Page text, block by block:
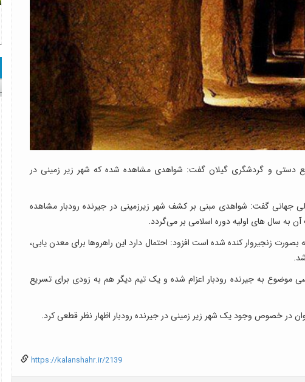
دستی و گردشگری گیلان گفت: شواهدی مشاهده شده که شهر زیر زمینی در
جهانی گفت: شواهدی مبنی بر کشف شهر زیرزمینی در جیرنده رودبار مشاهده
سال های اولیه دوره اسلامی بر می‌گردد.
زنجیروار کنده شده است افزود: احتمال دارد این راهروها برای معدن یابی،
موضوع به جیرنده رودبار اعزام شده و یک تیم دیگر هم به زودی برای تسریع
در خصوص وجود یک شهر زیر زمینی در جیرنده رودبار اظهار نظر قطعی کرد.
https://kalanshahr.ir/2139